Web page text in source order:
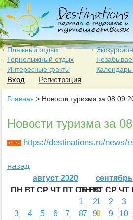
Пляжный отдых
Горнолыжный отдых
Интересные факты
Календарь
Вход Регистрация
Главная > Новости туризма за
Новости туризма за
https://destinations.ru/news/
назад
август 2020
ПН ВТ СР ЧТ ПТ СБ ВС
1
2
3
4 5 6 7 8
9
ПН ВТ СР ЧТ
1
2 3
7
8 9 10